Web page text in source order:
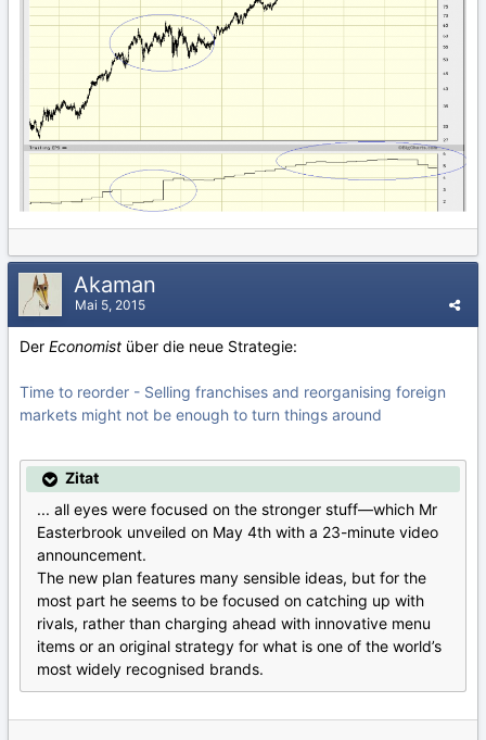
Akaman
Mai 5, 2015
Der Economist über die neue Strategie:
Time to reorder - Selling franchises and reorganising foreign
markets might not be enough to turn things around
Zitat
... all eyes were focused on the stronger stuff—which Mr
Easterbrook unveiled on May 4th with a 23-minute video
announcement.
The new plan features many sensible ideas, but for the
most part he seems to be focused on catching up with
rivals, rather than charging ahead with innovative menu
items or an original strategy for what is one of the world’s
most widely recognised brands.